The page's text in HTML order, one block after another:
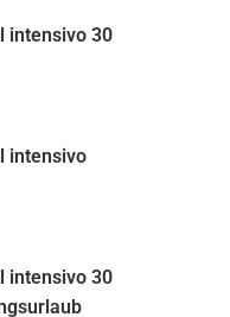
intensivo 30
intensivo
intensivo 30